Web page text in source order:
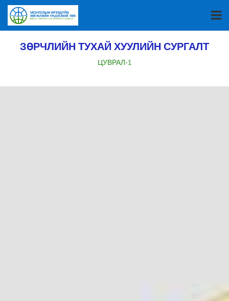
ЗӨРЧЛИЙН ТУХАЙ ХУУЛИЙН СУРГАЛТ
ЦУВРАЛ-1